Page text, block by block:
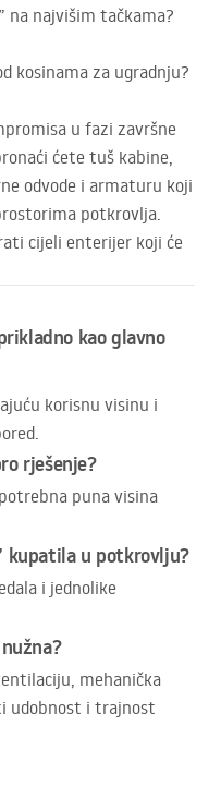
na najvišim tačkama?
kosinama za ugradnju?
u fazi završne
ćete tuš kabine,
odvode i armaturu koji
potkrovlja.
cijeli enterijer koji će
kao glavno
korisnu visinu i
rješenje?
puna visina
kupatila u potkrovlju?
i jednolike
mehanička
udobnost i trajnost